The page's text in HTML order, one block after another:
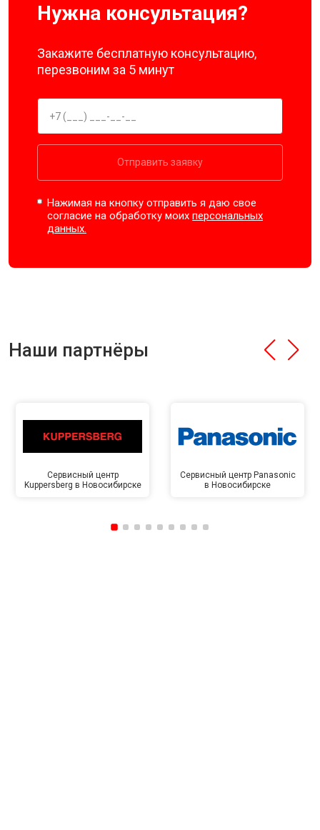
Нужна консультация?
Закажите бесплатную консультацию,
перезвоним за 5 минут
Отправить заявку
Нажимая на кнопку отправить я даю свое
согласие на обработку моихперсональных
данных.
Наши партнёры
Сервисный центр
Kuppersberg в Новосибирске
Сервисный центр Panasonic
в Новосибирске